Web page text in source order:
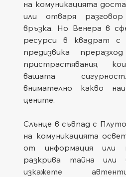
на комуникацията
или отваря
връзка. Но Венера в
ресурси в квадрат
предизвика
пристрастявания,
вашата
внимателно какво
цените.
Слънце в съвпад с
на комуникацията
от информация или
разкрива тайна или
изкажете